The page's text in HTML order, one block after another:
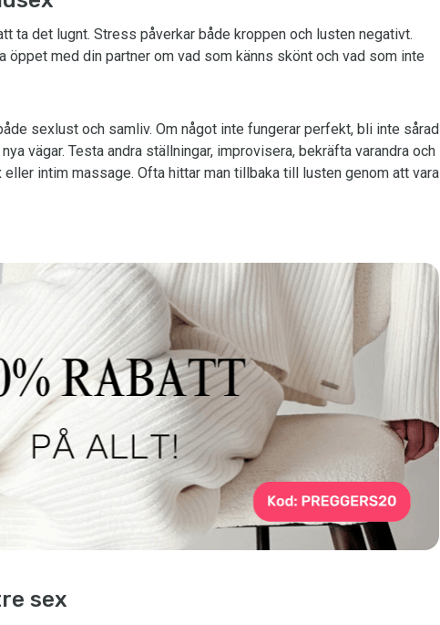
ta det lugnt. Stress påverkar både kroppen och lusten negativt.
öppet med din partner om vad som känns skönt och vad som inte
sexlust och samliv. Om något inte fungerar perfekt, bli inte sårad
vägar. Testa andra ställningar, improvisera, bekräfta varandra och
intim massage. Ofta hittar man tillbaka till lusten genom att vara
sex